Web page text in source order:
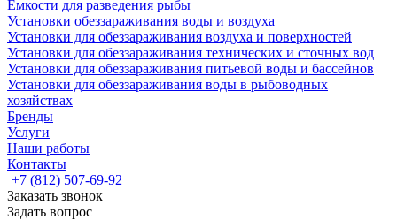
Емкости для разведения рыбы
Установки обеззараживания воды и воздуха
Установки для обеззараживания воздуха и поверхностей
Установки для обеззараживания технических и сточных вод
Установки для обеззараживания питьевой воды и бассейнов
Установки для обеззараживания воды в рыбоводных
хозяйствах
Бренды
Услуги
Наши работы
Контакты
+7 (812) 507-69-92
Заказать звонок
Задать вопрос